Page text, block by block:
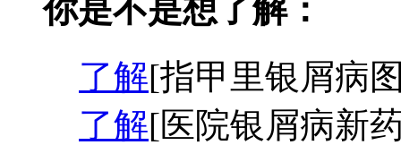
你是不是想了解：
了解[指甲里银屑病
了解[医院银屑病新